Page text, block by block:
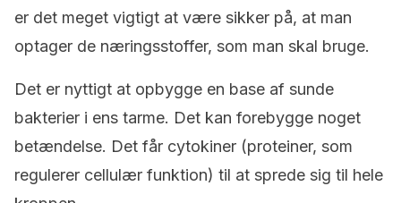
er det meget vigtigt at være sikker på, at man
optager de næringsstoffer, som man skal bruge.
Det er nyttigt at opbygge en base af sunde
bakterier i ens tarme. Det kan forebygge noget
betændelse. Det får cytokiner (proteiner, som
regulerer cellulær funktion) til at sprede sig til hele